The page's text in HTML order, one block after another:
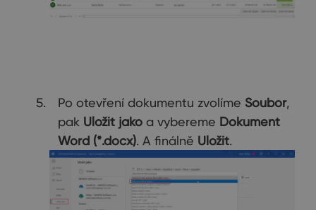
Po otevření dokumentu zvolíme Soubor,
pak Uložit jako a vybereme Dokument
Word (*.docx). A finálně Uložit.